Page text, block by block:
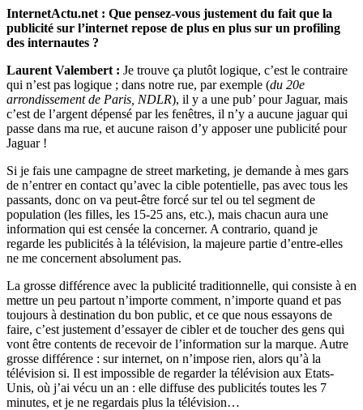
InternetActu.net : Que pensez-vous justement du fait que la
publicité sur l’internet repose de plus en plus sur un profiling
des internautes ?
Laurent Valembert : Je trouve ça plutôt logique, c’est le contraire
qui n’est pas logique ; dans notre rue, par exemple (du 20e
arrondissement de Paris, NDLR), il y a une pub’ pour Jaguar, mais
c’est de l’argent dépensé par les fenêtres, il n’y a aucune jaguar qui
passe dans ma rue, et aucune raison d’y apposer une publicité pour
Jaguar !
Si je fais une campagne de street marketing, je demande à mes gars
de n’entrer en contact qu’avec la cible potentielle, pas avec tous les
passants, donc on va peut-être forcé sur tel ou tel segment de
population (les filles, les 15-25 ans, etc.), mais chacun aura une
information qui est censée la concerner. A contrario, quand je
regarde les publicités à la télévision, la majeure partie d’entre-elles
ne me concernent absolument pas.
La grosse différence avec la publicité traditionnelle, qui consiste à en
mettre un peu partout n’importe comment, n’importe quand et pas
toujours à destination du bon public, et ce que nous essayons de
faire, c’est justement d’essayer de cibler et de toucher des gens qui
vont être contents de recevoir de l’information sur la marque. Autre
grosse différence : sur internet, on n’impose rien, alors qu’à la
télévision si. Il est impossible de regarder la télévision aux Etats-
Unis, où j’ai vécu un an : elle diffuse des publicités toutes les 7
minutes, et je ne regardais plus la télévision…